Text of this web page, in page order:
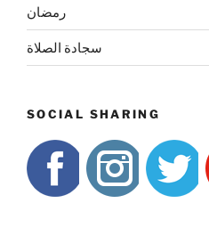
رمضان
سجادة الصلاة
SOCIAL SHARING